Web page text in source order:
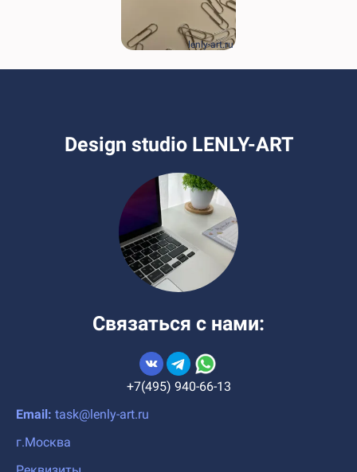
lenly-art.ru
Design studio LENLY-ART
Связаться с нами:
+7(495) 940-66-13
Email: task@lenly-art.ru
г.Москва